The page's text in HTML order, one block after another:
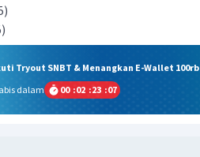
Tryout SNBT & Menangkan E-Wallet 100rb
dalam
00 :02 :23 :06